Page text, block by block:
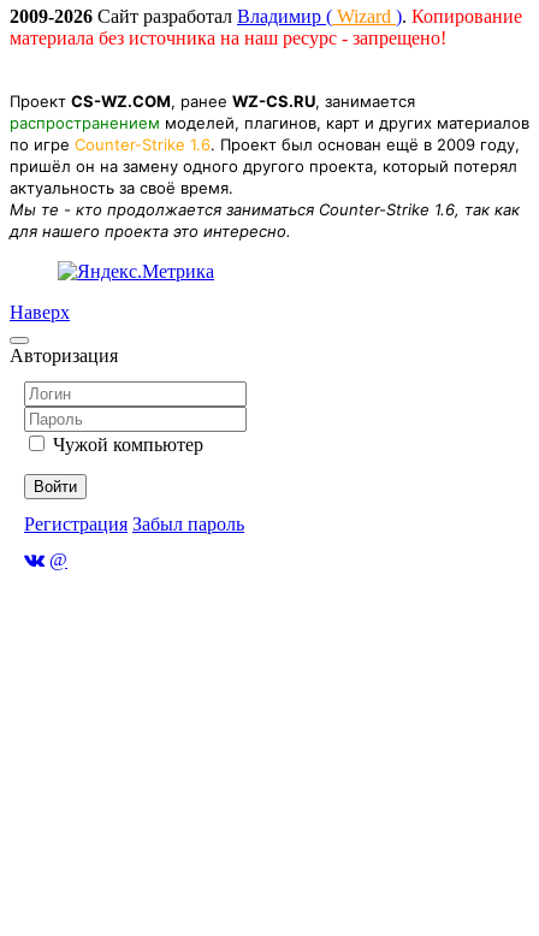
2009-2026 Сайт разработал Владимир ( Wizard ). Копирование
материала без источника на наш ресурс - запрещено!
Проект CS-WZ.COM, ранее WZ-CS.RU, занимается
распространением моделей, плагинов, карт и других материалов
по игре Counter-Strike 1.6. Проект был основан ещё в 2009 году,
пришёл он на замену одного другого проекта, который потерял
актуальность за своё время.
Мы те - кто продолжается заниматься Counter-Strike 1.6, так как
для нашего проекта это интересно.
Наверх
Авторизация
Чужой компьютер
Войти
Регистрация Забыл пароль
@